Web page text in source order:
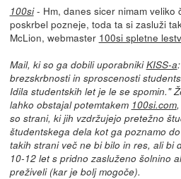
100si- Hm, danes sicer nimam veliko
poskrbel pozneje, toda ta si zasluži
McLion, webmaster 100si spletne
Mail, ki so ga dobili uporabnikiKISS-a
brezskrbnosti in sproscenosti
Idila studentskih let je le se spomin."
lahko obstajal potemtakem 100si.com,
so strani, ki jih vzdržujejo pretežno
študentskega dela kot ga poznamo
takih strani več ne bi bilo in res, ali bi
10-12 let s pridno zasluženo šolnino
preživeli (kar je bolj mogoče).